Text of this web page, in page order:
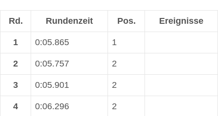
Rd. Rundenzeit Pos. Ereignisse
1 0:05.865 1
2 0:05.757 2
3 0:05.901 2
4 0:06.296 2